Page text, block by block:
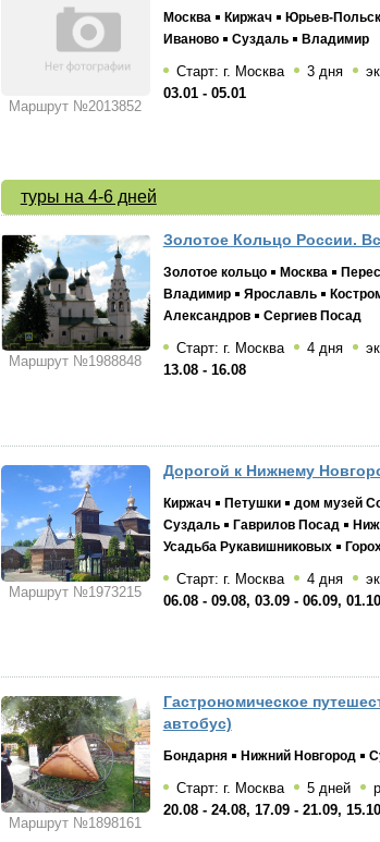
Маршрут №2013852
Москва Киржач Юрьев-
Иваново
Суздаль Владимир
Старт: г. Москва 3 дня
03.01 - 05.01
туры на 4-6 дней
Маршрут №1988848
Золотое Кольцо России.
Золотое кольцо Москва
Владимир
Ярославль
Александров
Сергиев Посад
Старт: г. Москва 4 дня
13.08 - 16.08
Маршрут №1973215
Дорогой к Нижнему
Киржач Петушки дом музей
Суздаль
Гаврилов Посад
Усадьба Рукавишниковых
Старт: г. Москва 4 дня
06.08 - 09.08, 03.09 - 06.09,
Маршрут №1898161
Гастрономическое
автобус)
Бондарня Нижний Новгород
Старт: г. Москва 5 дней
20.08 - 24.08, 17.09 - 21.09,